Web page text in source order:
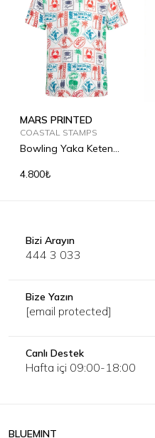
MARS PRINTED
COASTAL STAMPS
Bowling Yaka Keten
4.800₺
Bizi Arayın
444 3 033
Bize Yazın
[email protected]
Canlı Destek
Hafta içi 09:00-18:00
BLUEMINT